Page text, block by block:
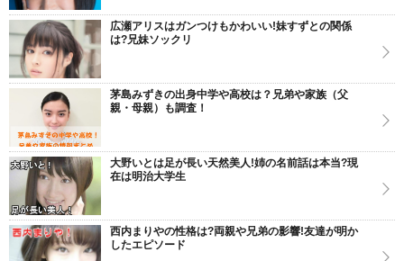
広瀬アリスはガンつけもかわいい!妹すずとの関係
は?兄妹ソックリ
茅島みずきの出身中学や高校は？兄弟や家族（父
親・母親）も調査！
大野いとは足が長い天然美人!姉の名前話は本当?現
在は明治大学生
西内まりやの性格は?両親や兄弟の影響!友達が明か
したエピソード